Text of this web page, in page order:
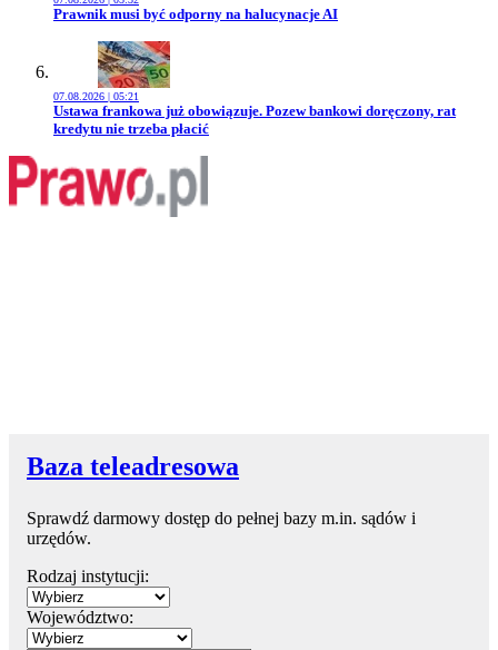
Przejdź do artykułu:
Prawnik musi być odporny na halucynacje AI
07.08.2026 | 05:21
Przejdź do artykułu:
Ustawa frankowa już obowiązuje. Pozew bankowi doręczony, rat
kredytu nie trzeba płacić
Baza teleadresowa
Sprawdź darmowy dostęp do pełnej bazy m.in. sądów i
urzędów.
Rodzaj instytucji:
Województwo: